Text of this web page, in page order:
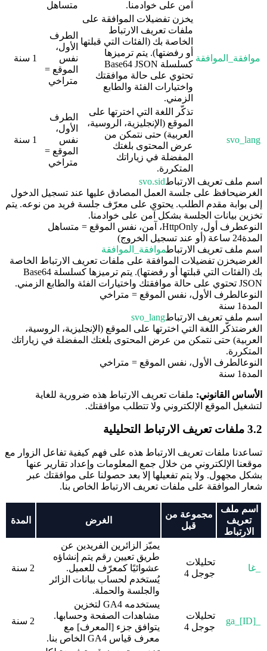
آمن على خوادمنا.
متساهل
موافقة_الموافقة
يخزن تفضيلات الموافقة على
ملفات تعريف الارتباط
الخاصة بك (الفئات التي قبلتها
أو رفضتها). يتم ترميزها
كسلسلة Base64 JSON
تحتوي على حالة موافقتك
واختيارات الفئة والطابع
الزمني.
الطرف
الأول،
نفس
الموقع =
متراخي
1 سنة
svo_lang
تذكّر اللغة التي اخترتها على
الموقع (الإنجليزية، الروسية،
العربية) حتى نتمكن من
عرض المحتوى بلغتك
المفضلة في زياراتك
المتكررة.
الطرف
الأول،
نفس
الموقع =
متراخي
1 سنة
اسم ملف تعريف الارتباطsvo.sid
الغرضيحافظ على جلسة العمل المصادق عليها عند تسجيل الدخول
إلى بوابة مقدم الطلب. يحتوي على معرّف جلسة فريد من نوعه. يتم
تخزين بيانات الجلسة بشكل آمن على خوادمنا.
النوعطرف أول، HttpOnly، آمن، نفس الموقع = متساهل
المدة24 ساعة (أو عند تسجيل الخروج)
اسم ملف تعريف الارتباطموافقة_الموافقة
الغرضيخزن تفضيلات الموافقة على ملفات تعريف الارتباط الخاصة
بك (الفئات التي قبلتها أو رفضتها). يتم ترميزها كسلسلة Base64
JSON تحتوي على حالة موافقتك واختيارات الفئة والطابع الزمني.
النوعالطرف الأول، نفس الموقع = متراخي
المدة 1 سنة
اسم ملف تعريف الارتباطsvo_lang
الغرضتذكّر اللغة التي اخترتها على الموقع (الإنجليزية، الروسية،
العربية) حتى نتمكن من عرض المحتوى بلغتك المفضلة في زياراتك
المتكررة.
النوعالطرف الأول، نفس الموقع = متراخي
المدة 1 سنة
الأساس القانوني: ملفات تعريف الارتباط هذه ضرورية للغاية
لتشغيل الموقع الإلكتروني ولا تتطلب موافقتك.
3.2 ملفات تعريف الارتباط التحليلية
تساعدنا ملفات تعريف الارتباط هذه على فهم كيفية تفاعل الزوار مع
موقعنا الإلكتروني من خلال جمع المعلومات وإعداد تقارير عنها
بشكل مجهول. ولا يتم تفعيلها إلا بعد حصولنا على موافقتك عبر
شعار الموافقة على ملفات تعريف الارتباط الخاص بنا.
اسم ملف
تعريف
الارتباط
مجموعة من
قبل
الغرض المدة
_غا
تحليلات
جوجل 4
يميّز الزائرين الفريدين عن
طريق تعيين رقم يتم إنشاؤه
عشوائيًا كمعرّف للعميل.
يُستخدم لحساب بيانات الزائر
والجلسة والحملة.
2 سنة
تحليلات
جوجل 4
يستخدمه GA4 لتخزين
مشاهدات الصفحة وحسابها.
يتوافق جزء [المعرف] مع
معرف قياس GA4 الخاص بنا.
2 سنة